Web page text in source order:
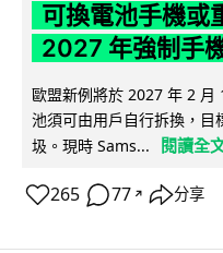
可換電池手機
2027 年強制手
歐盟新例將於 2027 年 2 月
池須可由用戶自行拆換，目
圾。現時 Sams...
閱讀全
265 77 ↗ 分享